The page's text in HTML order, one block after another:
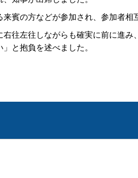
賓の方などが参加され、参加者相
往左往しながらも確実に前に進
と抱負を述べました。